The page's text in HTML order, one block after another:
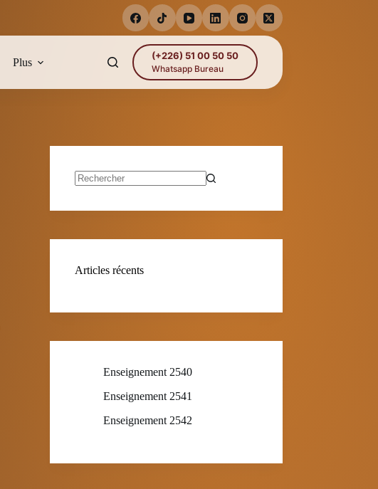
Plus
(+226) 51 00 50 50
Whatsapp Bureau
Articles récents
Enseignement 2540
Enseignement 2541
Enseignement 2542